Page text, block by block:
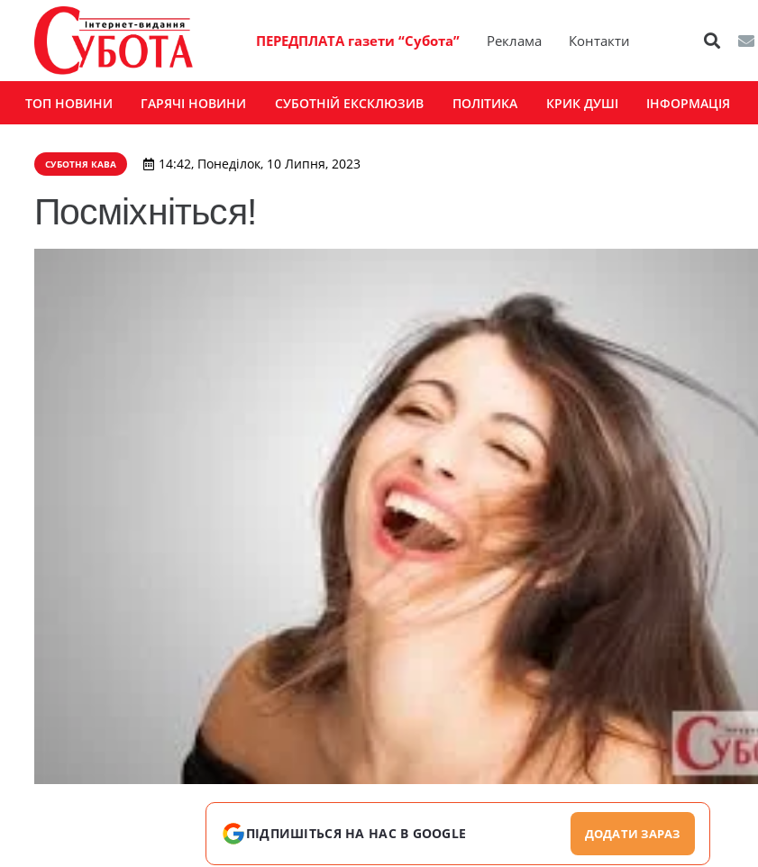
ПЕРЕДПЛАТА газети “Субота” Реклама Контакти
ТОП НОВИНИ ГАРЯЧІ НОВИНИ СУБОТНІЙ ЕКСКЛЮЗИВ ПОЛІТИКА КРИК ДУШІ ІНФОРМАЦІЯ
СУБОТНЯ КАВА 14:42, Понеділок, 10 Липня, 2023
Посміхніться!
ПІДПИШІТЬСЯ НА НАС В GOOGLE ДОДАТИ ЗАРАЗ